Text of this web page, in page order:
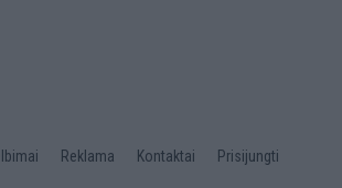
Reklama Kontaktai Prisijungti